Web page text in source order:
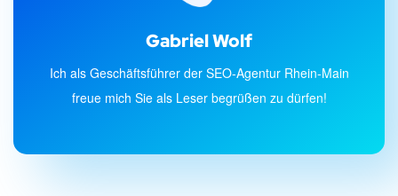
Gabriel Wolf
Ich als Geschäftsführer der SEO-Agentur Rhein-Main
freue mich Sie als Leser begrüßen zu dürfen!